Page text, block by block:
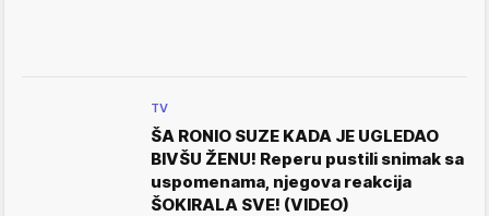
TV
ŠA RONIO SUZE KADA JE UGLEDAO
BIVŠU ŽENU! Reperu pustili snimak sa
uspomenama, njegova reakcija
ŠOKIRALA SVE! (VIDEO)